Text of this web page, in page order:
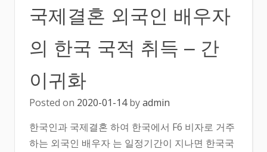
국제결혼 외국인 배우자
의 한국 국적 취득 – 간
이귀화
Posted on 2020-01-14byadmin
한국인과 국제결혼 하여 한국에서 F6 비자로 거주
하는 외국인 배우자 는 일정기간이 지나면 한국국